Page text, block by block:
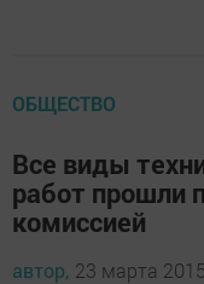
ОБЩЕСТВО
Все виды
работ прошли
комиссией
автор, 23 марта